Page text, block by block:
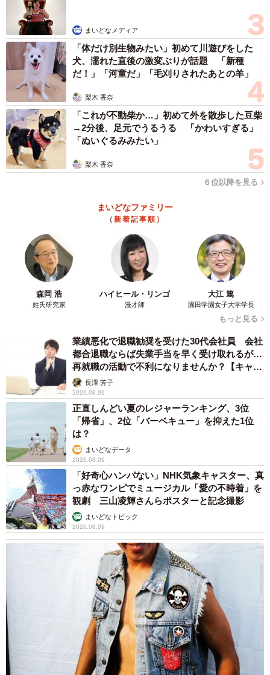
「井戸を撤去（埋める）したりフタをする際に、塩化ビニ
ールの管か竹を使い、井戸と外を完全に仕切らないように
するものです。直径２０～２５mmの塩ビ管を使用すること
が多く、雨水が侵入しないように施工します。竹を使う場
合は節を抜き、配管のようにして突き刺します。明確にい
つまで息抜きをしなければならないという決まりはないの
ですが、竹の場合は自然と腐り落ちて消失します」
ーーなぜ完全に「井戸」を埋めてはいけないのですか？
「完全に埋めてしまうと井戸内が密閉され、他の地下水脈
危険が生じます。そして、寄せられたリプライの中でも多
域によって違いはありますが、『神様』『水神様』『蛇神
様』『龍神様』と呼ばれたり、お稲荷様がいるという地域
もあると聞いています。
3/8
竹製の「井戸の息抜き」。「間違えてへし折ったりしないでね！」とは
すみんさん（画像提供：はすみん@設備屋さん @irohasumi）
つまり、井戸を埋める、蓋をしてしまうということは、神
様が呼吸できなくなる、神様が外に出られなくなるという
こと。神様に失礼がないよう、そして、今まで水を使わせ
てもらったことに対する感謝のために、配管や竹を使って
息抜きをします」
まいどなメディア
「体だけ別生物みたい」初めて川遊びをした
犬、濡れた直後の激変ぶりが話題 「新種
だ！」「河童だ」「毛刈りされたあとの羊」
梨木 香奈
「これが不動柴か…」初めて外を散歩した豆柴
→2分後、足元でうるうる 「かわいすぎる」
「ぬいぐるみみたい」
梨木 香奈
６位以降を見る
まいどなファミリー
（新着記事順）
森岡 浩
姓氏研究家
ハイヒール・リンゴ
漫才師
大江 篤
園田学園女子大学学長
もっと見る
業績悪化で退職勧奨を受けた30代会社員 会社
都合退職ならば失業手当を早く受け取れるが…
再就職の活動で不利になりませんか？【キャリ
アカウンセラーが解説】
長澤 芳子
2026.08.09
正直しんどい夏のレジャーランキング、3位
「帰省」、2位「バーベキュー」を抑えた1位
は？
まいどなデータ
2026.08.09
「好奇心ハンパない」NHK気象キャスター、真
っ赤なワンピでミュージカル「愛の不時着」を
観劇 三山凌輝さんらポスターと記念撮影
まいどなトピック
2026.08.09